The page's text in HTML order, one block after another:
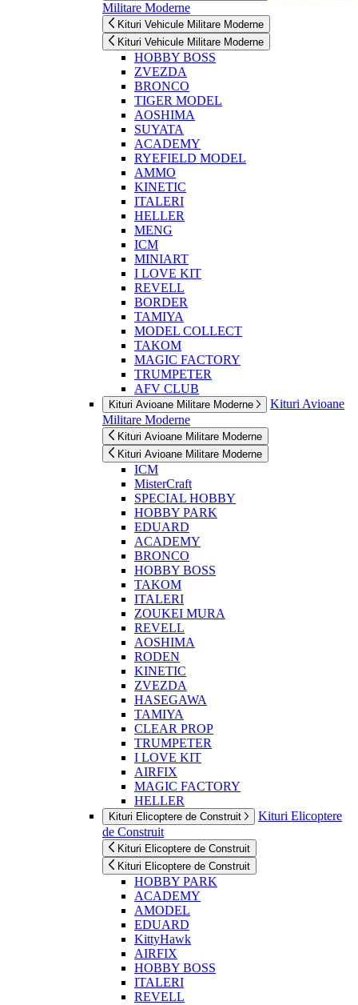
Militare Moderne
Kituri Vehicule Militare Moderne
Kituri Vehicule Militare Moderne
HOBBY BOSS
ZVEZDA
BRONCO
TIGER MODEL
AOSHIMA
SUYATA
ACADEMY
RYEFIELD MODEL
AMMO
KINETIC
ITALERI
HELLER
MENG
ICM
MINIART
I LOVE KIT
REVELL
BORDER
TAMIYA
MODEL COLLECT
TAKOM
MAGIC FACTORY
TRUMPETER
AFV CLUB
Kituri Avioane Militare Moderne
Kituri Avioane
Militare Moderne
Kituri Avioane Militare Moderne
Kituri Avioane Militare Moderne
ICM
MisterCraft
SPECIAL HOBBY
HOBBY PARK
EDUARD
ACADEMY
BRONCO
HOBBY BOSS
TAKOM
ITALERI
ZOUKEI MURA
REVELL
AOSHIMA
RODEN
KINETIC
ZVEZDA
HASEGAWA
TAMIYA
CLEAR PROP
TRUMPETER
I LOVE KIT
AIRFIX
MAGIC FACTORY
HELLER
Kituri Elicoptere de Construit
Kituri Elicoptere
de Construit
Kituri Elicoptere de Construit
Kituri Elicoptere de Construit
HOBBY PARK
ACADEMY
AMODEL
EDUARD
KittyHawk
AIRFIX
HOBBY BOSS
ITALERI
REVELL